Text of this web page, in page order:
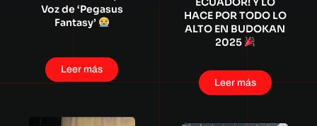
Voz de ‘Pegasus
Fantasy’
Leer más
HACE POR TODO LO
ALTO EN BUDOKAN
2025
Leer más